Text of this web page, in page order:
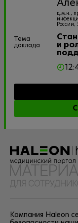
д.м.н.,
России,
Тема
доклада и
Компания Haleon